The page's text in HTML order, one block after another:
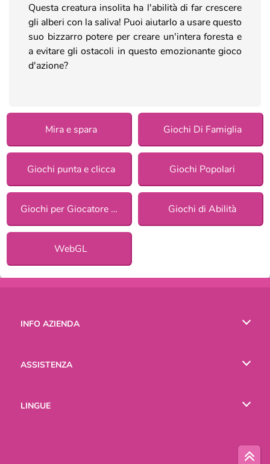
Questa creatura insolita ha l'abilità di far crescere
gli alberi con la saliva! Puoi aiutarlo a usare questo
suo bizzarro potere per creare un'intera foresta e
a evitare gli ostacoli in questo emozionante gioco
d'azione?
Mira e spara Giochi Di Famiglia
Giochi punta e clicca Giochi Popolari
Giochi per Giocatore Singolo Giochi di Abilità
WebGL
INFO AZIENDA
ASSISTENZA
LINGUE